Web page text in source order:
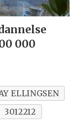
000
ELLINGSEN
3012212